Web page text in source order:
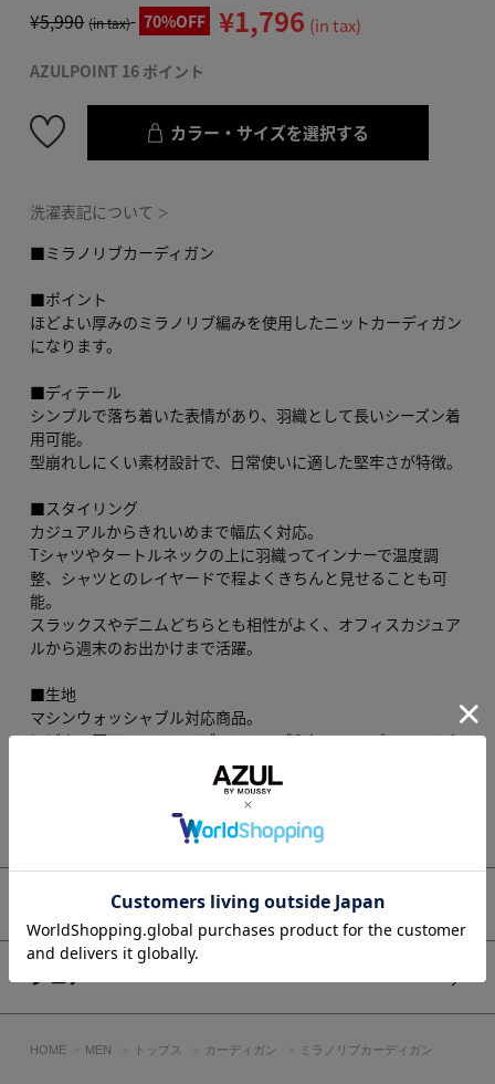
¥5,990 (in tax) 70%OFF ¥1,796 (in tax)
AZULPOINT 16 ポイント
カラー・サイズを選択する
洗濯表記について ＞
■ミラノリブカーディガン
■ポイント
ほどよい厚みのミラノリブ編みを使用したニットカーディガン
になります。
■ディテール
シンプルで落ち着いた表情があり、羽織として長いシーズン着
用可能。
型崩れしにくい素材設計で、日常使いに適した堅牢さが特徴。
■スタイリング
カジュアルからきれいめまで幅広く対応。
Tシャツやタートルネックの上に羽織ってインナーで温度調
整、シャツとのレイヤードで程よくきちんと見せることも可
能。
スラックスやデニムどちらとも相性がよく、オフィスカジュア
ルから週末のお出かけまで活躍。
■生地
マシンウォッシャブル対応商品。
ほどよい厚みのミラノリブで、メンズらしいシンプルニットを
型崩れしにくい素材です。
光沢感：なし
■モデル身長：180cm、着用サイズ：Lサイズ
※画像の商品はサンプルです。実際の商品と仕様、加工が若干
異なる場合があります。
もっと見る
アイテムサイズ
シェア
HOME MEN トップス カーディガン ミラノリブカーディガン